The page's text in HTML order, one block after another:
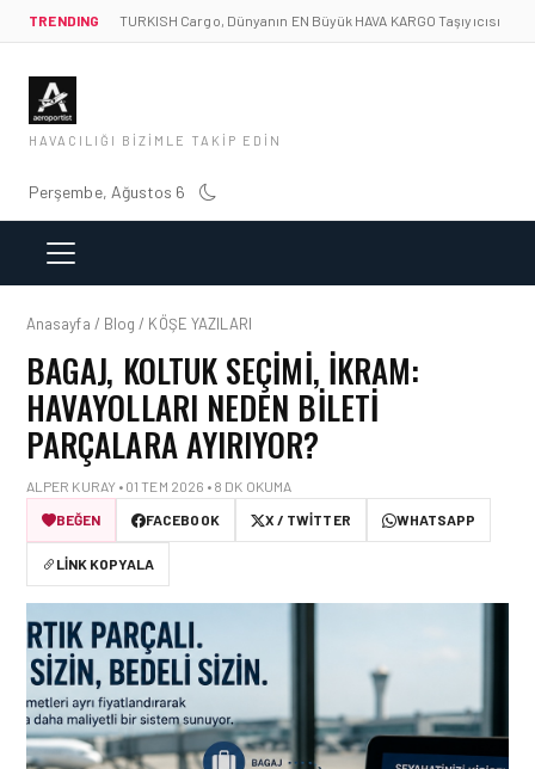
TRENDING TURKISH Cargo, Dünyanın EN Büyük HAVA KARGO Taşıyıcısı
HAVACILIĞI BIZIMLE TAKIP EDIN
Perşembe, Ağustos 6
Anasayfa / Blog / KÖŞE YAZILARI
BAGAJ, KOLTUK SEÇIMI, İKRAM:
HAVAYOLLARI NEDEN BILETI
PARÇALARA AYIRIYOR?
ALPER KURAY • 01 TEM 2026 • 8 DK OKUMA
BEĞEN
FACEBOOK X / TWITTER WHATSAPP
LINK KOPYALA